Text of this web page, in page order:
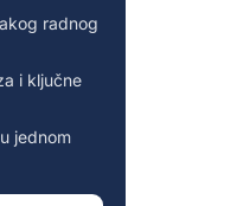
radnog
i ključne
jednom